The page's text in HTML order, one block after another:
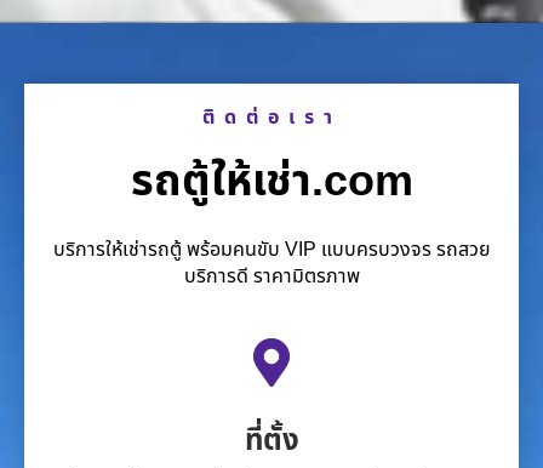
ติดต่อเรา
รถตู้ให้เช่า.com
บริการให้เช่ารถตู้ พร้อมคนขับ VIP แบบครบวงจร รถสวย
บริการดี ราคามิตรภาพ
ที่ตั้ง